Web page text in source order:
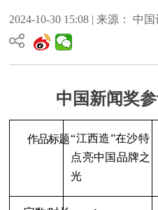
2024-10-30 15:08 | 来源： 中国
中国新闻奖
作品标题“江西造”在沙特
点亮中国品牌之
光